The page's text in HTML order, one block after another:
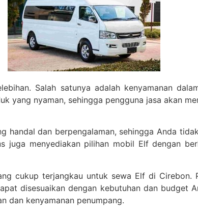
Salah satunya adalah kenyamanan
yang nyaman, sehingga pengguna jasa akan
handal dan berpengalaman, sehingga Anda
juga menyediakan pilihan mobil Elf dengan
cukup terjangkau untuk sewa Elf di
disesuaikan dengan kebutuhan dan budget
dan kenyamanan penumpang.